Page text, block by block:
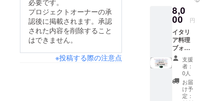
プロジェクトオーナーの承
認後に掲載されます。承認
された内容を削除すること
はできません。
※投稿する際の注意点
途追加
料金に
めいた
だけま
す。 ＊
他の食
事券や
クーポ
ン等、
同時ご
使用不
所持し
ていた
だいて
いる食
事券以
上の御
食事代
は別途
追加料
金にて
お求め
いただ
当店で
のお食
事代と
してご
利用い
ただけ
ます。
＊御食
事券で
のお支
払いに
なる場
8,0
00 円
イタリ
ア料理
ブォー
ナフォ
ル
トゥー
ナ
8,000
円 御
支援
者：
0人
お届
け予
定：